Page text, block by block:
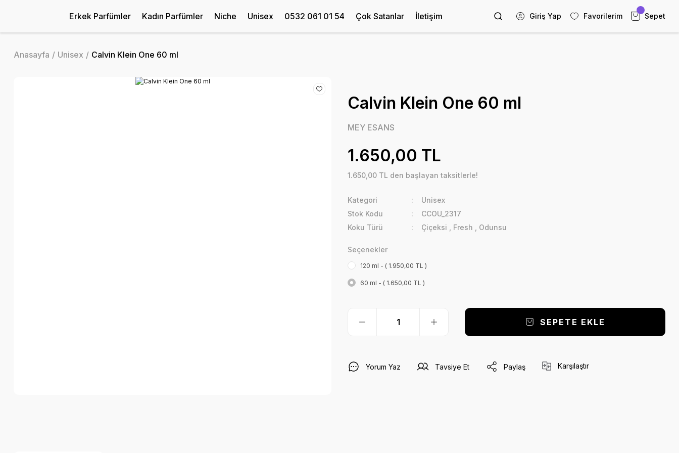
Erkek Parfümler Kadın Parfümler Niche Unisex 0532 061 01 54 Çok Satanlar İletişim Giriş Yap Favorilerim Sepet
Anasayfa Unisex Calvin Klein One 60 ml
Calvin Klein One 60 ml
MEY ESANS
1.650,00 TL
1.650,00 TL den başlayan taksitlerle!
Kategori
Unisex
Stok Kodu
CCOU_2317
Koku Türü
Çiçeksi Fresh Odunsu
Seçenekler
120 ml - ( 1.950,00 TL )
60 ml - ( 1.650,00 TL )
SEPETE EKLE
Yorum Yaz Tavsiye Et Paylaş Karşılaştır